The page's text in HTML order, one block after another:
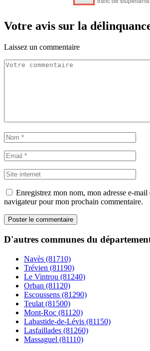
Votre avis sur la
Laissez un commentaire
Enregistrez mon nom, mon adresse e-mail
navigateur pour mon prochain commentaire.
D'autres communes du
Navès (81710)
Trévien (81190)
Le Vintrou (81240)
Orban (81120)
Escoussens (81290)
Teulat (81500)
Mont-Roc (81120)
Labastide-de-Lévis (81150)
Lasfaillades (81260)
Massaguel (81110)